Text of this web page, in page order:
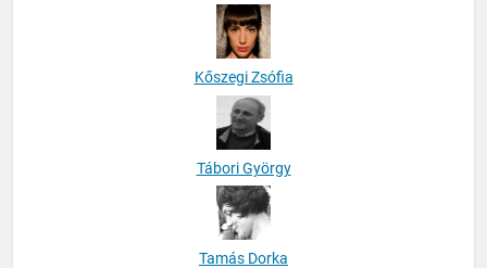
Kőszegi Zsófia
Tábori György
Tamás Dorka